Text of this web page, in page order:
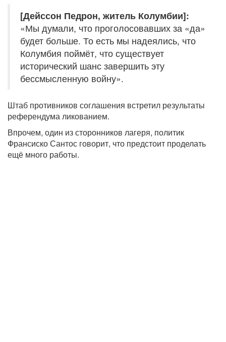
[Дейссон Педрон, житель Колумбии]:
«Мы думали, что проголосовавших за «да»
будет больше. То есть мы надеялись, что
Колумбия поймёт, что существует
исторический шанс завершить эту
бессмысленную войну».
Штаб противников соглашения встретил результаты
референдума ликованием.
Впрочем, один из сторонников лагеря, политик
Франсиско Сантос говорит, что предстоит проделать
ещё много работы.